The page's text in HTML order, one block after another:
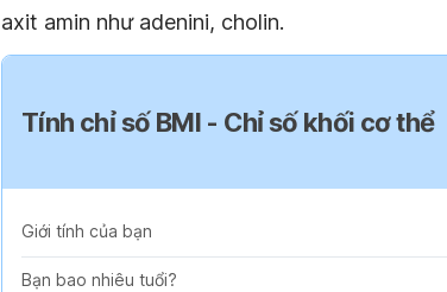
axit amin như adenini, cholin.
Tính chỉ số BMI - Chỉ số khối cơ thể
Giới tính của bạn
Bạn bao nhiêu tuổi?